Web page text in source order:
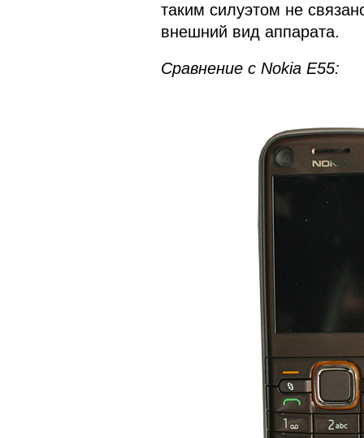
таким силуэтом не
внешний вид аппарата.
Сравнение с Nokia E55: